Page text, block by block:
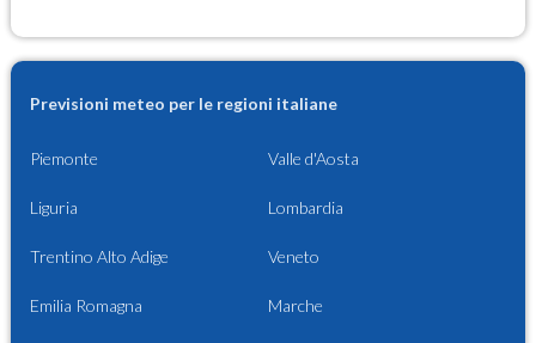
Previsioni meteo per le regioni italiane
Piemonte Valle d'Aosta
Liguria Lombardia
Trentino Alto Adige Veneto
Emilia Romagna Marche